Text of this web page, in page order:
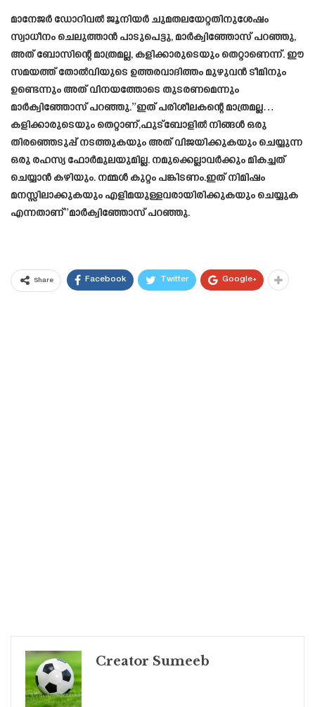
മാനേജർ ഡോറിവൽ ജൂനിയർ ചുമതലയേറ്റതിനുശേഷം
സ്വാധീനം ചെലുത്താൻ പാടുപെട്ടു, മാർക്വിഞ്ഞോസ് പറഞ്ഞു,
അത് ബോസിന്റെ മാത്രമല്ല, കളിക്കാരുടെയും തെറ്റാണെന്ന്. ഈ
സമയത്ത് തോൽവിയുടെ ഉത്തരവാദിത്തം മുഴുവൻ ടീമിനും
ഉണ്ടെന്നും അത് വിനയത്തോടെ തുടരണമെന്നും
മാർക്വിഞ്ഞോസ് പറഞ്ഞു.”ഇത് പരിശീലകന്റെ മാത്രമല്ല…
കളിക്കാരുടെയും തെറ്റാണ്,ഫുട്ബോളിൽ നിങ്ങൾ ഒരു
തിരഞ്ഞെടുപ്പ് നടത്തുകയും അത് വിജയിക്കുകയും ചെയ്യുന്ന
ഒരു രഹസ്യ ഫോർമുലയുമില്ല. നമുക്കെല്ലാവർക്കും മികച്ചത്
ചെയ്യാൻ കഴിയും. നമ്മൾ കുറ്റം പങ്കിടണം.ഇത് നിമിഷം
മനസ്സിലാക്കുകയും എളിമയുള്ളവരായിരിക്കുകയും ചെയ്യുക
എന്നതാണ്”മാർക്വിഞ്ഞോസ് പറഞ്ഞു.
Share Facebook Twitter Google+
Creator Sumeeb